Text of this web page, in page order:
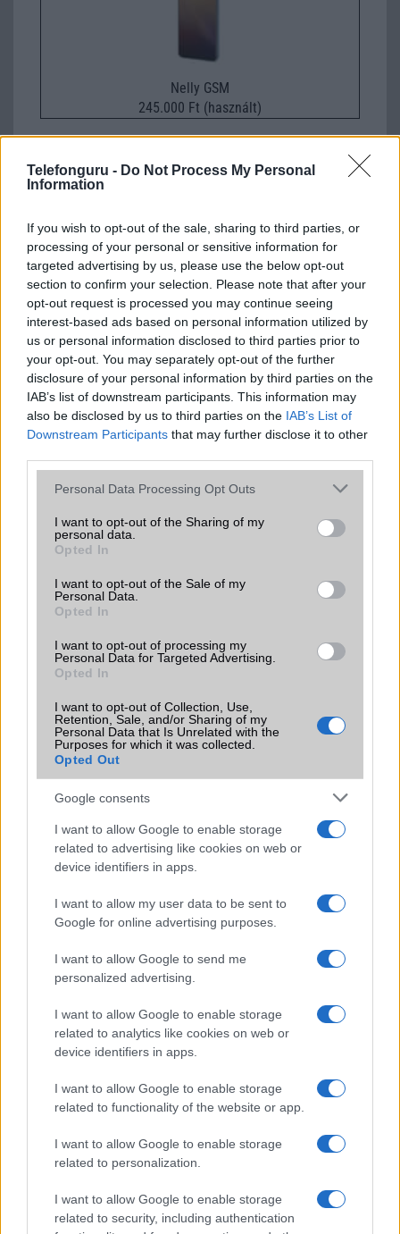
Telefonguru - Do Not Process My Personal
Information
If you wish to opt-out of the sale, sharing to third parties, or
processing of your personal or sensitive information for
targeted advertising by us, please use the below opt-out
section to confirm your selection. Please note that after your
opt-out request is processed you may continue seeing
interest-based ads based on personal information utilized by
us or personal information disclosed to third parties prior to
your opt-out. You may separately opt-out of the further
disclosure of your personal information by third parties on the
IAB’s list of downstream participants. This information may
also be disclosed by us to third parties on the IAB’s List of
Downstream Participants that may further disclose it to other
Please note that this website/app uses one or more Google
not limited to your visit or usage behaviour. You may click to
grant or deny consent to Google and its third-party tags to
use your data for below specified purposes in below Google
consent section.
Personal Data Processing Opt Outs
I want to opt-out of the Sharing of my
personal data.
Opted In
I want to opt-out of the Sale of my
Personal Data.
Opted In
I want to opt-out of processing my
Personal Data for Targeted Advertising.
Opted In
I want to opt-out of Collection, Use,
Retention, Sale, and/or Sharing of my
Personal Data that Is Unrelated with the
Purposes for which it was collected.
Opted Out
Google consents
I want to allow Google to enable storage
related to advertising like cookies on web or
device identifiers in apps.
I want to allow my user data to be sent to
Google for online advertising purposes.
I want to allow Google to send me
personalized advertising.
I want to allow Google to enable storage
related to analytics like cookies on web or
device identifiers in apps.
I want to allow Google to enable storage
related to functionality of the website or app.
I want to allow Google to enable storage
related to personalization.
I want to allow Google to enable storage
related to security, including authentication
Nelly GSM
245.000 Ft (használt)
Pro
2019.03.27| GSM Arena
Megjelent a Huawei P30 és a P30 Pro, természetesen már
most tesztek tömkelegét olvashatjuk róluk.
Kezdd appal a napot és nyerj!
2018.12.07| Telekom
Nyereményjátékot indít a Telekom.
Vegyél Huawei csúcsmobilt!
2019.12.11
Miért ne választanánk karácsonyra egyet a kínai gyártó
zászlóshajói közül?
2018.10.24| Android Pit
A legújabb csúcsmobil arcfelismerője simán átverhető.
KAPCSOLÓDÓ HÍREK
A legjobb okostelefon kategória nyertese lett a P20 Pro
Tízmilliós rekord a Huaweinél
DxOMark díjat kaptak a Samsung Galaxy S10+ kamerái
A P30 Pro vitte az idei fotós Oscart
A P30 Pro lett a legjobb kamerás okostelefon
Ezek a legjobb Apple alkalmazások 2019-ben
További hírek